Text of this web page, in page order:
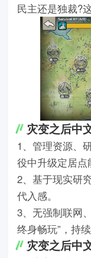
民主还是独裁?
灾变之后中
1、管理资源、
役中升级定居点
2、基于现实研
代入感。
3、无强制联网
终身畅玩”，持
灾变之后中